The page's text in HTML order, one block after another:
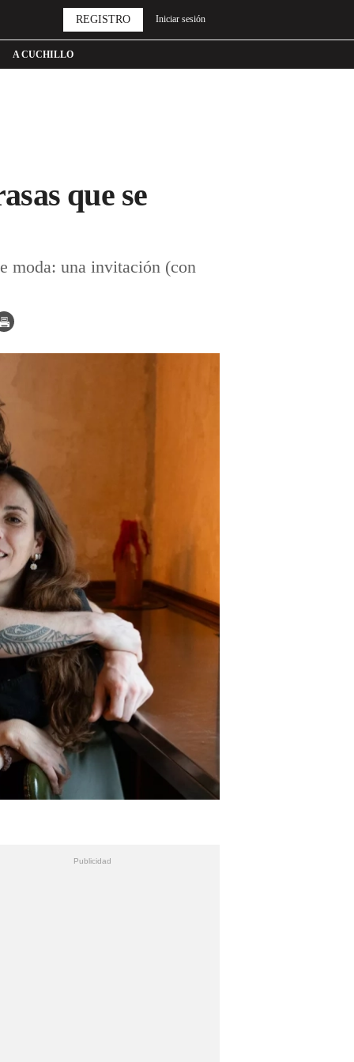
A CUCHILLO
REGISTRO Iniciar sesión
que se
moda: una invitación (con